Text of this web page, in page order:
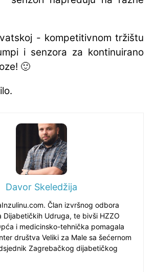
- kompetitivnom tržištu
i senzora za kontinuirano
🙂
Davor Skeledžija
Član izvršnog odbora
Dijabetičkih Udruga, te bivši HZZO
i medicinsko-tehnička pomagala
društva Veliki za Male sa šećernom
Zagrebačkog dijabetičkog